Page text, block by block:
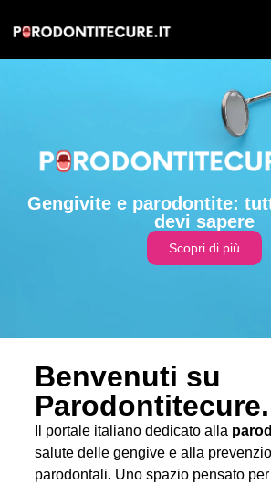
Gengivite e parodontite:
devi sapere
Scopri di più
Benvenuti su
Il portale italiano dedicato alla
salute delle gengive e alla
parodontali. Uno spazio pensato